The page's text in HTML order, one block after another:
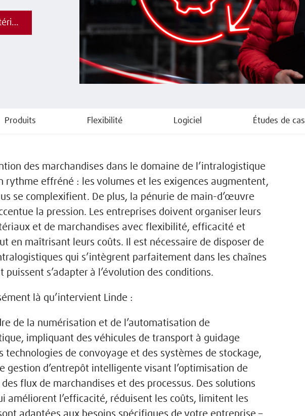
Vous souhaitez optimiser vos flux de matériaux ? Contactez-nous !
Produits Flexibilité Logiciel Études de cas
des marchandises dans le domaine de l’intralogistique
rythme effréné : les volumes et les exigences augmentent,
se complexifient. De plus, la pénurie de main-d’œuvre
la pression. Les entreprises doivent organiser leurs
et de marchandises avec flexibilité, efficacité et
en maîtrisant leurs coûts. Il est nécessaire de disposer de
qui s’intègrent parfaitement dans les chaînes
puissent s’adapter à l’évolution des conditions.
là qu’intervient Linde :
de la numérisation et de l’automatisation de
impliquant des véhicules de transport à guidage
technologies de convoyage et des systèmes de stockage,
gestion d’entrepôt intelligente visant l’optimisation de
des flux de marchandises et des processus. Des solutions
améliorent l’efficacité, réduisent les coûts, limitent les